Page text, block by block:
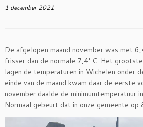
1 december 2021
De afgelopen maand november was met
frisser dan de normale 7,4° C. Het
lagen de temperaturen in Wichelen onder
einde van de maand kwam daar de eerste
november daalde de minimumtemperatuur
Normaal gebeurt dat in onze gemeente op